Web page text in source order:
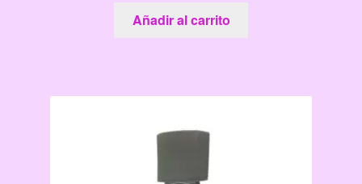
original
era:
actual
es:
Añadir al carrito